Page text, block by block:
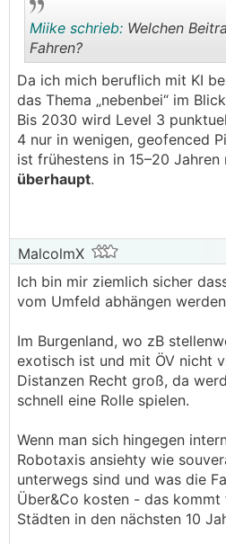
..
Miike schrieb: Welchen
Fahren?
Da ich mich beruflich mit KI
das Thema „nebenbei“ im
Bis 2030 wird Level 3
4 nur in wenigen, geofenced
ist frühestens in 15–20
überhaupt.
MalcolmX
Ich bin mir ziemlich sicher
vom Umfeld abhängen
Im Burgenland, wo zB
exotisch ist und mit ÖV nicht
Distanzen Recht groß, da
schnell eine Rolle spielen.
Wenn man sich hingegen
Robotaxis ansiehty wie
unterwegs sind und was die
Über&Co kosten - das
Städten in den nächsten 10